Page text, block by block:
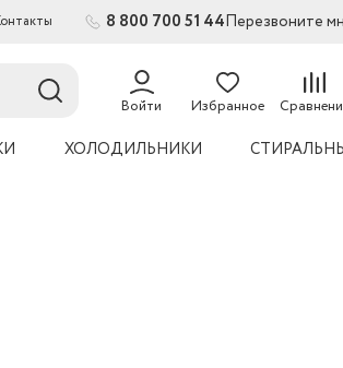
8 800 700 51 44Перезвоните
Войти Избранное
54
ХОЛОДИЛЬНИКИ